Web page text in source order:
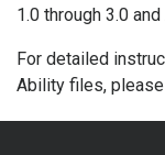
1.0 through 3.0
For detailed
Ability files,